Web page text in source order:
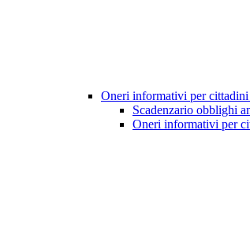
Oneri informativi per cittadini
Scadenzario obblighi
Oneri informativi per